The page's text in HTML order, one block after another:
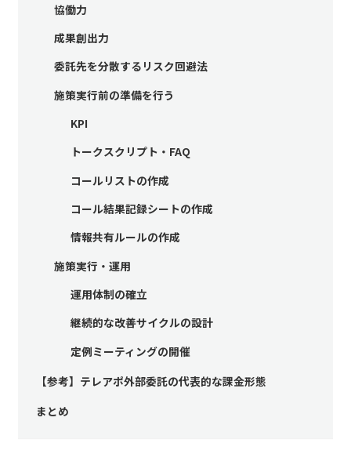
協働力
成果創出力
委託先を分散するリスク回避法
施策実行前の準備を行う
KPI
トークスクリプト・FAQ
コールリストの作成
コール結果記録シートの作成
情報共有ルールの作成
施策実行・運用
運用体制の確立
継続的な改善サイクルの設計
定例ミーティングの開催
【参考】テレアポ外部委託の代表的な課金形態
まとめ